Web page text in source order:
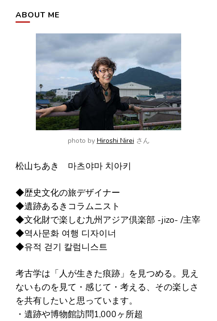
ョ
ン
探
ABOUT ME
photo by Hiroshi Nirei さん
松山ちあき 마츠야마 치아키
◆歴史文化の旅デザイナー
◆遺跡あるきコラムニスト
◆文化財で楽しむ九州アジア倶楽部 -jizo- /主宰
◆역사문화 여행 디자이너
◆유적 걷기 칼럼니스트
考古学は「人が生きた痕跡」を見つめる。見え
ないものを見て・感じて・考える、その楽しさ
を共有したいと思っています。
・遺跡や博物館訪問1,000ヶ所超